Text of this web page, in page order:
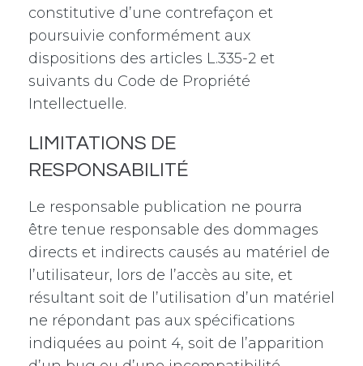
constitutive d’une contrefaçon et
poursuivie conformément aux
dispositions des articles L.335-2 et
suivants du Code de Propriété
Intellectuelle.
LIMITATIONS DE
RESPONSABILITÉ
Le responsable publication ne pourra
être tenue responsable des dommages
directs et indirects causés au matériel de
l’utilisateur, lors de l’accès au site, et
résultant soit de l’utilisation d’un matériel
ne répondant pas aux spécifications
indiquées au point 4, soit de l’apparition